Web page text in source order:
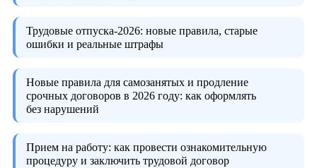
Трудовые отпуска-2026: новые правила, старые
ошибки и реальные штрафы
Новые правила для самозанятых и продление
срочных договоров в 2026 году: как оформлять
без нарушений
Прием на работу: как провести ознакомительную
процедуру и заключить трудовой договор